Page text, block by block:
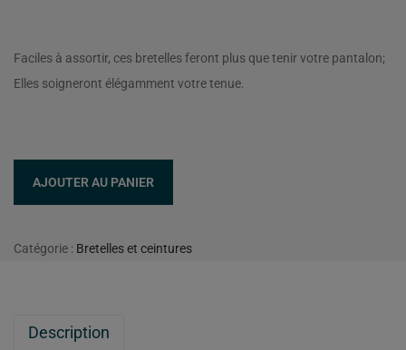
Faciles à assortir, ces bretelles feront plus que tenir votre pantalon;
Elles soigneront élégamment votre tenue.
AJOUTER AU PANIER
Catégorie : Bretelles et ceintures
Description